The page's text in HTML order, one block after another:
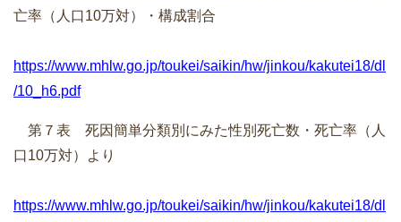
亡率（人口10万対）・構成割合
https://www.mhlw.go.jp/toukei/saikin/hw/jinkou/kakutei18/dl
/10_h6.pdf
第７表 死因簡単分類別にみた性別死亡数・死亡率（人
口10万対）より
https://www.mhlw.go.jp/toukei/saikin/hw/jinkou/kakutei18/dl